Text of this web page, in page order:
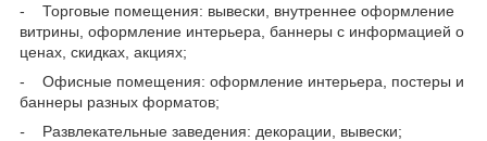
- Торговые помещения: вывески, внутреннее оформление
витрины, оформление интерьера, баннеры с информацией о
ценах, скидках, акциях;
- Офисные помещения: оформление интерьера, постеры и
баннеры разных форматов;
- Развлекательные заведения: декорации, вывески;